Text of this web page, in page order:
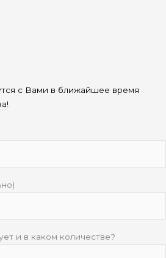
с Вами в ближайшее время
и в каком количестве?